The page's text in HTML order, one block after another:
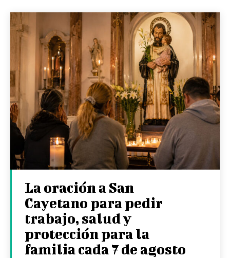
La oración a San
Cayetano para pedir
trabajo, salud y
protección para la
familia cada 7 de agosto